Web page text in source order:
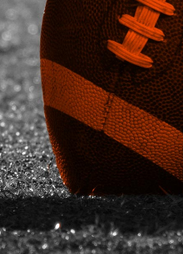
Schnellnavigation
Home
Kontakt
Spieler-Profil anlegen
Trainer-Profil anlegen